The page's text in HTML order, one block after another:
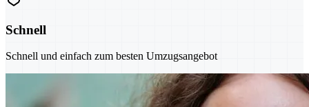
Schnell
Schnell und einfach zum besten Umzugsangebot